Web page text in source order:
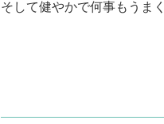
そして健やかで何事もうま